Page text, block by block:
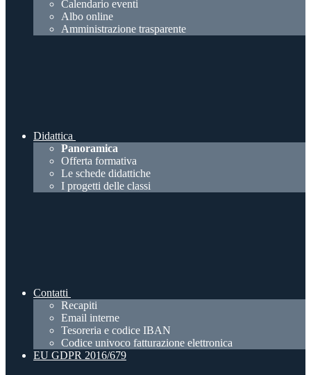
Calendario eventi
Albo online
Amministrazione trasparente
Didattica
Panoramica
Offerta formativa
Le schede didattiche
I progetti delle classi
Contatti
Recapiti
Email interne
Tesoreria e codice IBAN
Codice univoco fatturazione elettronica
EU GDPR 2016/679